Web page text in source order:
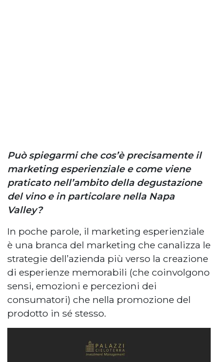
Può spiegarmi che cos’è precisamente il
marketing esperienziale e come viene
praticato nell’ambito della degustazione
del vino e in particolare nella Napa
Valley?
In poche parole, il marketing esperienziale
è una branca del marketing che canalizza le
strategie dell’azienda più verso la creazione
di esperienze memorabili (che coinvolgono
sensi, emozioni e percezioni dei
consumatori) che nella promozione del
prodotto in sé stesso.